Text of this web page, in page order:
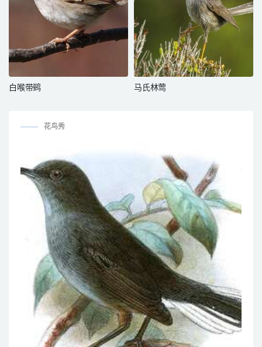
白喉带鹀 马氏林莺
花鸟秀